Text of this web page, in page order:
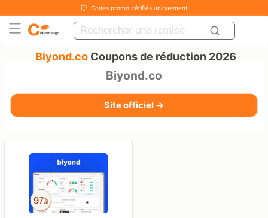
Codes promo vérifiés uniquement
Biyond.co Coupons de réduction 2026
Biyond.co
Site officiel →